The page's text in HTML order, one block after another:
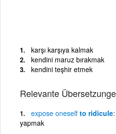
karşı karşıya kalmak
kendini maruz bırakmak
kendini teşhir etmek
Relevante
expose oneself to ridicule
yapmak